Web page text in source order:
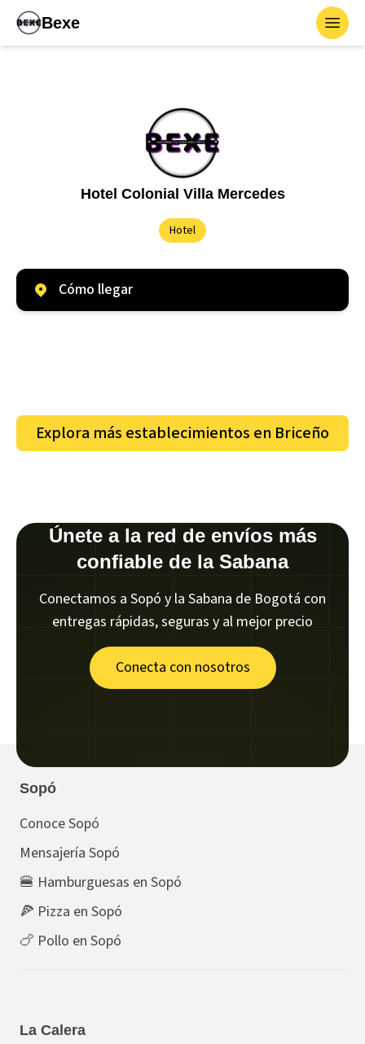
Bexe
Hotel Colonial Villa Mercedes
Hotel
Cómo llegar
Explora más establecimientos en Briceño
Únete a la red de envíos más
confiable de la Sabana
Conectamos a Sopó y la Sabana de Bogotá con
entregas rápidas, seguras y al mejor precio
Conecta con nosotros
Sopó
Conoce Sopó
Mensajería Sopó
🍔 Hamburguesas en Sopó
🍕 Pizza en Sopó
🍗 Pollo en Sopó
La Calera